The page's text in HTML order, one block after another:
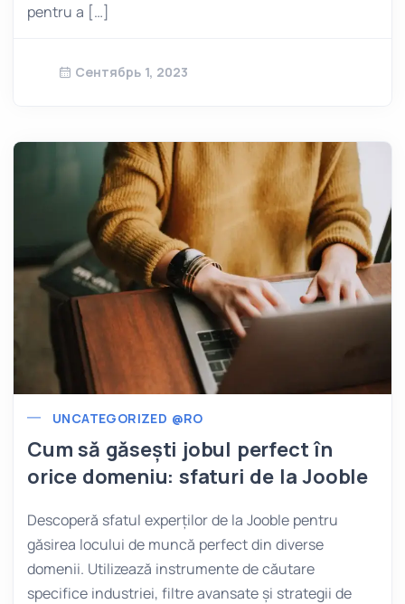
pentru a […]
Сентябрь 1, 2023
UNCATEGORIZED @RO
Cum să găsești jobul perfect în
orice domeniu: sfaturi de la Jooble
Descoperă sfatul experților de la Jooble pentru
găsirea locului de muncă perfect din diverse
domenii. Utilizează instrumente de căutare
specifice industriei, filtre avansate și strategii de